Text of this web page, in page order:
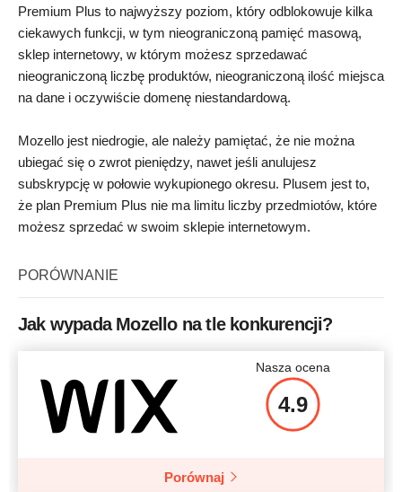
Premium Plus to najwyższy poziom, który odblokowuje kilka
ciekawych funkcji, w tym nieograniczoną pamięć masową,
sklep internetowy, w którym możesz sprzedawać
nieograniczoną liczbę produktów, nieograniczoną ilość miejsca
na dane i oczywiście domenę niestandardową.
Mozello jest niedrogie, ale należy pamiętać, że nie można
ubiegać się o zwrot pieniędzy, nawet jeśli anulujesz
subskrypcję w połowie wykupionego okresu. Plusem jest to,
że plan Premium Plus nie ma limitu liczby przedmiotów, które
możesz sprzedać w swoim sklepie internetowym.
PORÓWNANIE
Jak wypada Mozello na tle konkurencji?
Nasza ocena
4.9
Porównaj